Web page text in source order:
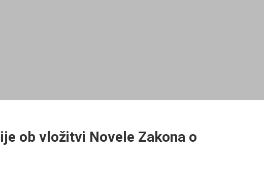
ob vložitvi Novele Zakona o